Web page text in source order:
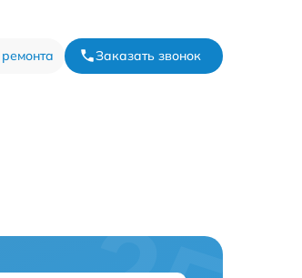
Заказать звонок